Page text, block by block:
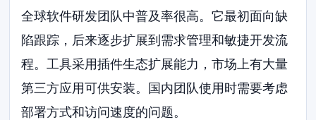
全球软件研发团队中普及率很高。它最初面向缺
陷跟踪，后来逐步扩展到需求管理和敏捷开发流
程。工具采用插件生态扩展能力，市场上有大量
第三方应用可供安装。国内团队使用时需要考虑
部署方式和访问速度的问题。